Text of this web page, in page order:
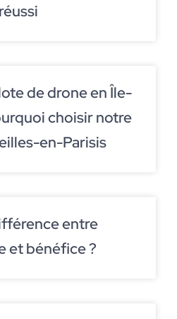
de drone en Île-
choisir notre
en-Parisis
entre
et bénéfice ?